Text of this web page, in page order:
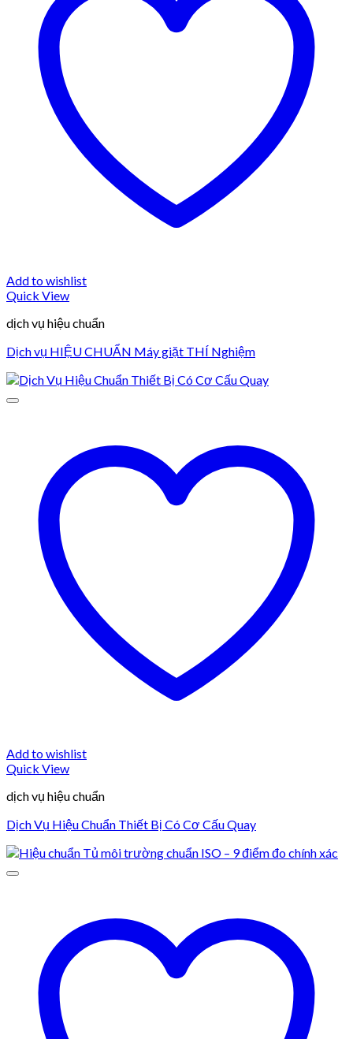
Add to wishlist
Quick View
dịch vụ hiệu chuẩn
Dịch vụ HIỆU CHUẨN Máy giặt THÍ Nghiệm
Add to wishlist
Quick View
dịch vụ hiệu chuẩn
Dịch Vụ Hiệu Chuẩn Thiết Bị Có Cơ Cấu Quay